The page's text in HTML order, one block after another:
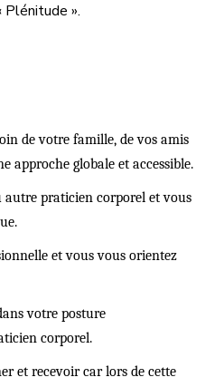
Plénitude ».
de votre famille, de vos amis
approche globale et accessible.
autre praticien corporel et vous
et vous vous orientez
votre posture
corporel.
et recevoir car lors de cette